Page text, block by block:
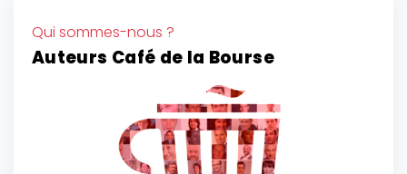
Qui sommes-nous ?
Auteurs Café de la Bourse